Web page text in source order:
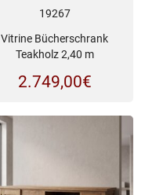
19267
Vitrine Bücherschrank
Teakholz 2,40 m
2.749,00€